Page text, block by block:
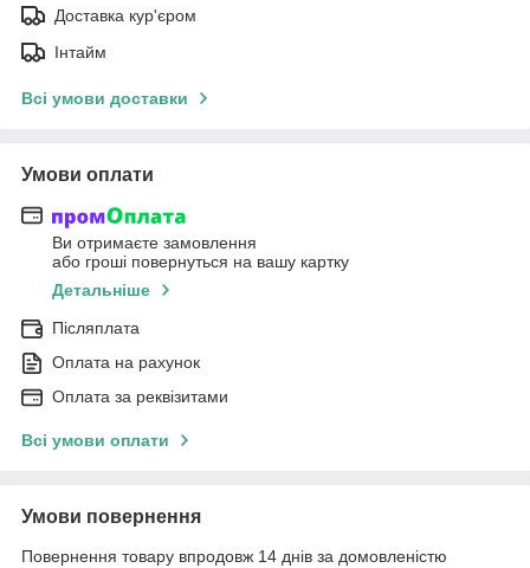
Доставка кур'єром
Інтайм
Всі умови доставки
Умови оплати
Ви отримаєте замовлення
або гроші повернуться на вашу картку
Детальніше
Післяплата
Оплата на рахунок
Оплата за реквізитами
Всі умови оплати
Умови повернення
Повернення товару впродовж 14 днів за домовленістю